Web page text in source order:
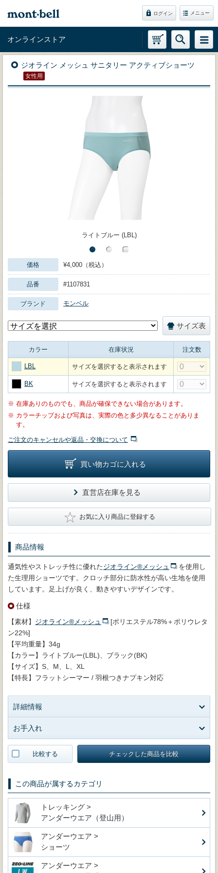
ログイン メニュー
オンラインストア
ジオライン メッシュ サニタリー アクティブショーツ
女性用
ライトブルー (LBL)
価格 ¥4,000（税込）
品番 #1107831
ブランド モンベル
サイズ表
カラー 在庫状況 注文数
LBL サイズを選択すると表示されます
BK サイズを選択すると表示されます
※ 在庫ありのものでも、商品が確保できない場合があります。
※ カラーチップおよび写真は、実際の色と多少異なることがありま
す。
ご注文のキャンセルや返品・交換について
買い物カゴに入れる
直営店在庫を見る
★ お気に入り商品に登録する
商品情報
通気性やストレッチ性に優れたジオライン®メッシュ
を使用し
た生理用ショーツです。クロッチ部分に防水性が高い生地を使用
しています。足上げが良く、動きやすいデザインです。
仕様
【素材】 ジオライン®メッシュ
[ポリエステル78%＋ポリウレタ
ン22%]
【平均重量】34g
【カラー】ライトブルー(LBL)、ブラック(BK)
【サイズ】S、M、L、XL
【特長】フラットシーマー / 羽根つきナプキン対応
詳細情報
お手入れ
比較する チェックした商品を比較
この商品が属するカテゴリ
トレッキング >
アンダーウエア（登山用）
アンダーウエア >
ショーツ
アンダーウエア >